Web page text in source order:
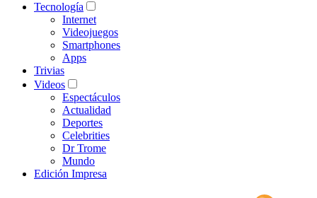
Tecnología
Internet
Videojuegos
Smartphones
Apps
Trivias
Videos
Espectáculos
Actualidad
Deportes
Celebrities
Dr Trome
Mundo
Edición Impresa